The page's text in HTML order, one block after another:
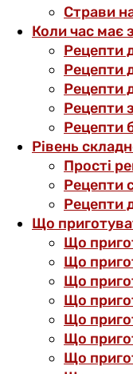
Страви
Коли час має
Рецепти
Рецепти
Рецепти
Рецепти
Рецепти
Рівень
Прості
Рецепти
Рецепти
Що
Що
Що
Що
Що
Що
Що
Що